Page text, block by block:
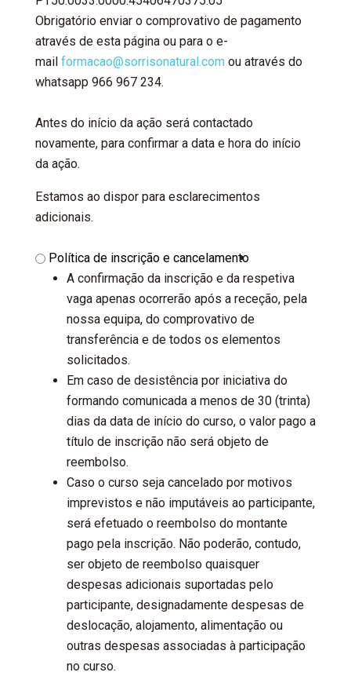
Obrigatório enviar o comprovativo de pagamento
através de esta página ou para o e-
mail formacao@sorrisonatural.com ou através do
whatsapp 966 967 234.
Antes do início da ação será contactado
novamente, para confirmar a data e hora do início
da ação.
Estamos ao dispor para esclarecimentos
adicionais.
Política
inscrição
cancelamento
Política de inscrição e cancelamento
A confirmação da inscrição e da respetiva
vaga apenas ocorrerão após a receção, pela
nossa equipa, do comprovativo de
transferência e de todos os elementos
solicitados.
⁠Em caso de desistência por iniciativa do
formando comunicada a menos de 30 (trinta)
dias da data de início do curso, o valor pago a
título de inscrição não será objeto de
reembolso.
⁠Caso o curso seja cancelado por motivos
imprevistos e não imputáveis ao participante,
será efetuado o reembolso do montante
pago pela inscrição. Não poderão, contudo,
ser objeto de reembolso quaisquer
despesas adicionais suportadas pelo
participante, designadamente despesas de
deslocação, alojamento, alimentação ou
outras despesas associadas à participação
no curso.